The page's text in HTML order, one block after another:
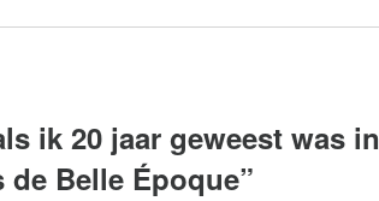
ik 20 jaar geweest was in
Belle Époque”